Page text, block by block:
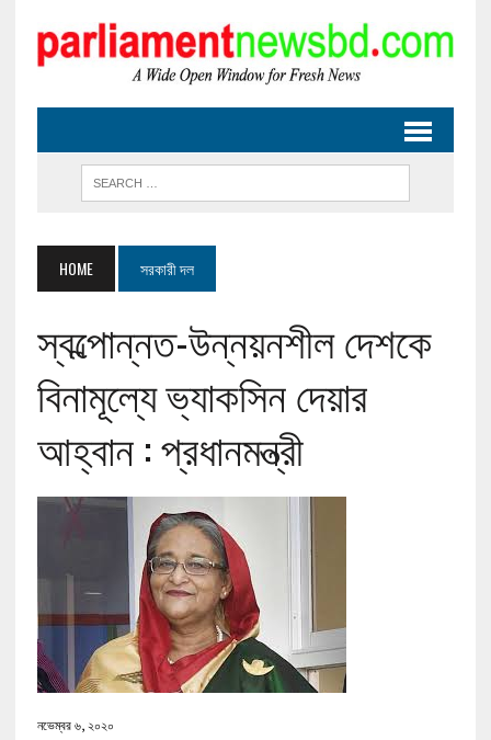
HOME সরকারী দল
স্বল্পোন্নত-উন্নয়নশীল দেশকে
বিনামূল্যে ভ্যাকসিন দেয়ার
আহ্বান : প্রধানমন্ত্রী
নভেম্বর ৬, ২০২০